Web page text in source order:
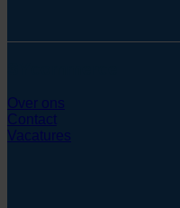
Over ons
Contact
Vacatures